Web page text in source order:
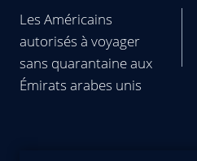
Les Américains
autorisés à voyager
sans quarantaine aux
Émirats arabes unis